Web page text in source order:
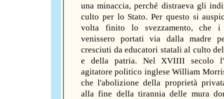
una minaccia, perché distraeva gli
culto per lo Stato. Per questo si
volta finito lo svezzamento, che i
venissero portati via dalla madre
cresciuti da educatori statali al culto
e della patria. Nel XVIIII secolo
agitatore politico inglese William
che l'abolizione della proprietà
alla fine della tirannia delle mura